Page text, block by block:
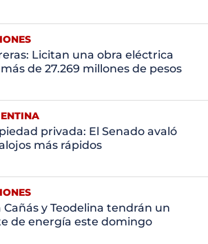
Licitan una obra eléctrica
de 27.269 millones de pesos
privada: El Senado avaló
más rápidos
Cañás y Teodelina tendrán un
de energía este domingo